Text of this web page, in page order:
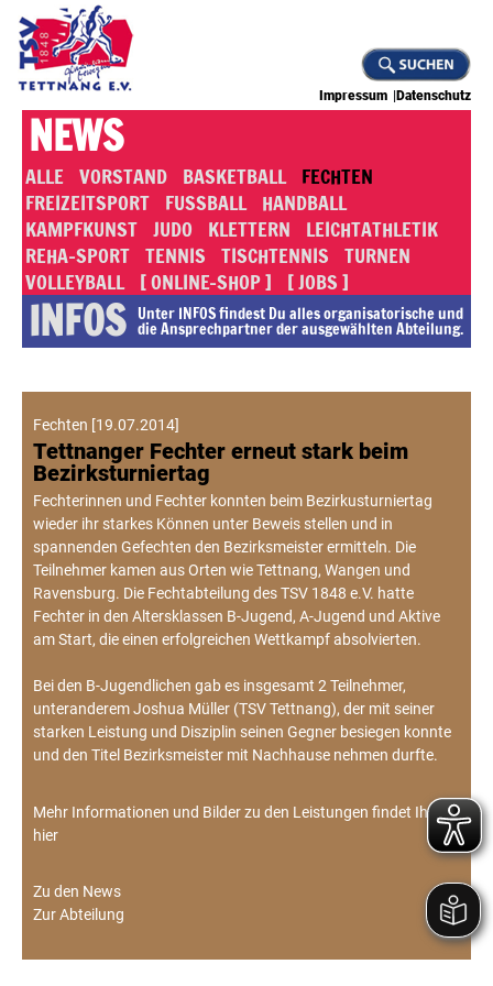
Impressum Datenschutz
NEWS
ALLE VORSTAND BASKETBALL FECHTEN
FREIZEITSPORT FUSSBALL HANDBALL
KAMPFKUNST JUDO KLETTERN
LEICHTATHLETIK
REHA-SPORT TENNIS TISCHTENNIS TURNEN
VOLLEYBALL [ ONLINE-SHOP ] [ JOBS ]
INFOS Unter INFOS findest Du alles or­ga­ni­sa­to­rische und
die An­sprech­part­ner der ausgewählten Abteilung.
Fechten [19.07.2014]
Tettnanger Fechter erneut stark beim
Bezirksturniertag
Fechterinnen und Fechter konnten beim Bezirkusturniertag
wieder ihr starkes Können unter Beweis stellen und in
spannenden Gefechten den Bezirksmeister ermitteln. Die
Teilnehmer kamen aus Orten wie Tettnang, Wangen und
Ravensburg. Die Fechtabteilung des TSV 1848 e.V. hatte
Fechter in den Altersklassen B-Jugend, A-Jugend und Aktive
am Start, die einen erfolgreichen Wettkampf absolvierten.
Bei den B-Jugendlichen gab es insgesamt 2 Teilnehmer,
unteranderem Joshua Müller (TSV Tettnang), der mit seiner
starken Leistung und Disziplin seinen Gegner besiegen konnte
und den Titel Bezirksmeister mit Nachhause nehmen durfte.
Mehr Informationen und Bilder zu den Leistungen findet Ihr
hier
Zu den News
Zur Abteilung